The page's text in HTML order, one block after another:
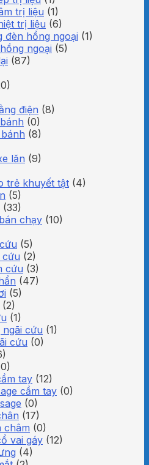
trị liệu (1)
trị liệu (6)
đèn hồng ngoại (1)
ngoại (5)
(87)
điện (8)
(0)
(8)
lăn (9)
trẻ khuyết tật (4)
(5)
(33)
chạy (10)
(5)
cứu (2)
cứu (3)
(47)
(5)
(2)
(1)
cứu (1)
cứu (0)
tay (12)
cầm tay (0)
(0)
(17)
châm (0)
vai gáy (12)
(4)